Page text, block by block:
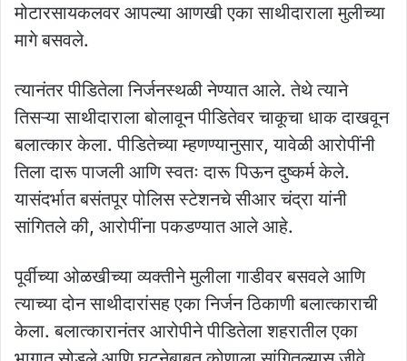
मोटारसायकलवर आपल्या आणखी एका साथीदाराला मुलीच्या
मागे बसवले.
त्यानंतर पीडितेला निर्जनस्थळी नेण्यात आले. तेथे त्याने
तिसऱ्या साथीदाराला बोलावून पीडितेवर चाकूचा धाक दाखवून
बलात्कार केला. पीडितेच्या म्हणण्यानुसार, यावेळी आरोपींनी
तिला दारू पाजली आणि स्वतः दारू पिऊन दुष्कर्म केले.
यासंदर्भात बसंतपूर पोलिस स्टेशनचे सीआर चंद्रा यांनी
सांगितले की, आरोपींना पकडण्यात आले आहे.
पूर्वीच्या ओळखीच्या व्यक्तीने मुलीला गाडीवर बसवले आणि
त्याच्या दोन साथीदारांसह एका निर्जन ठिकाणी बलात्काराची
केला. बलात्कारानंतर आरोपीने पीडितेला शहरातील एका